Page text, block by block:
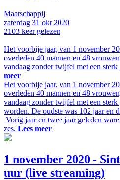
Maatschappij
zaterdag 31 okt 2020
2103 keer gelezen
Het voorbije jaar, van 1 november
overleden 40 mannen en 48
vandaag zonder twijfel met een
meer
Het voorbije jaar, van 1 november
overleden 40 mannen en 48
vandaag zonder twijfel met een
worden. De oudste was 102 jaar en
Vorig jaar en twee jaar geleden
zes. Lees meer
1 november 2020 -
uur (live streaming)